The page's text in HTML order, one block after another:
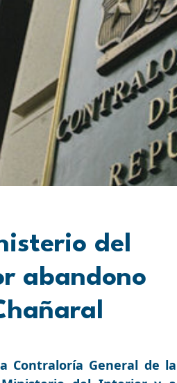
del
abandono
Contraloría General de la